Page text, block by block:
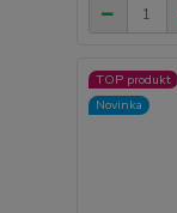
TOP produkt
Novinka